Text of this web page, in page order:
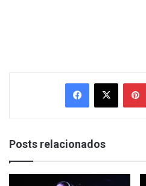
Facebook
X
Posts relacionados